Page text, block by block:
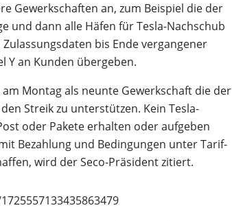
Gewerkschaften an, zum Beispiel die der
und dann alle Häfen für Tesla-Nachschub
bis Ende vergangener
Y an Kunden übergeben.
Montag als neunte Gewerkschaft die der
Streik zu unterstützen. Kein Tesla-
oder Pakete erhalten oder aufgeben
Bezahlung und Bedingungen unter Tarif-
wird der Seco-Präsident zitiert.